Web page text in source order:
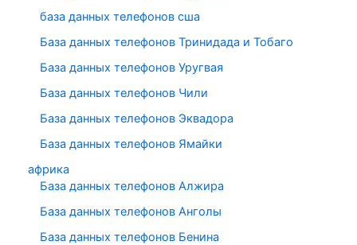
база данных телефонов сша
База данных телефонов Тринидада и Тобаго
База данных телефонов Уругвая
База данных телефонов Чили
База данных телефонов Эквадора
База данных телефонов Ямайки
африка
База данных телефонов Алжира
База данных телефонов Анголы
База данных телефонов Бенина